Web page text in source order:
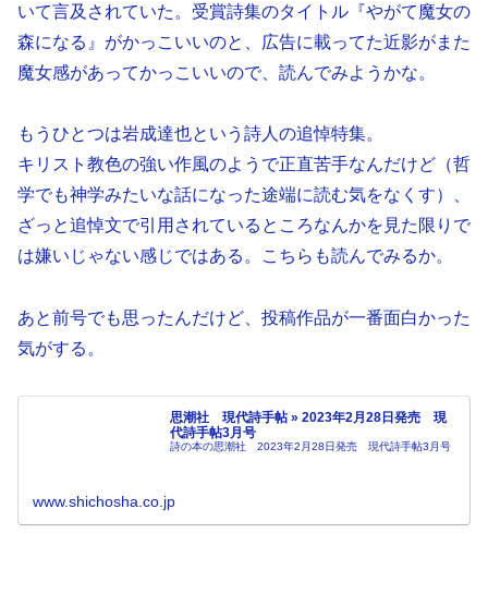
いて言及されていた。受賞詩集のタイトル『やがて魔女の
森になる』がかっこいいのと、広告に載ってた近影がまた
魔女感があってかっこいいので、読んでみようかな。
もうひとつは岩成達也という詩人の追悼特集。
キリスト教色の強い作風のようで正直苦手なんだけど（哲
学でも神学みたいな話になった途端に読む気をなくす）、
ざっと追悼文で引用されているところなんかを見た限りで
は嫌いじゃない感じではある。こちらも読んでみるか。
あと前号でも思ったんだけど、投稿作品が一番面白かった
気がする。
思潮社 現代詩手帖 » 2023年2月28日発売 現
代詩手帖3月号
詩の本の思潮社 2023年2月28日発売 現代詩手帖3月号
www.shichosha.co.jp